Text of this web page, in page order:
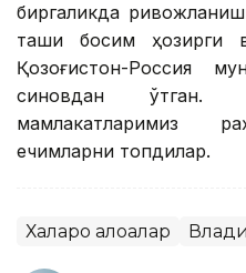
биргаликда
ташқи босим ҳозирги
Қозоғистон-Россия
синовдан
мамлакатларимиз
ечимларни топдилар.
Халқаро алоқалар